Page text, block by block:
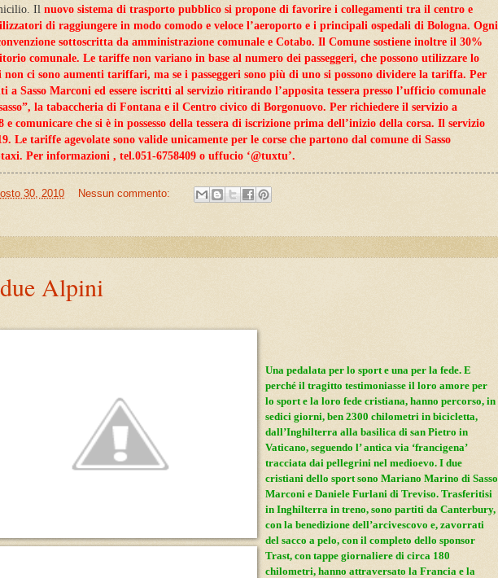
Il nuovo sistema di trasporto pubblico si propone di favorire i collegamenti tra il centro e
di raggiungere in modo comodo e veloce l’aeroporto e i principali ospedali di Bologna. Ogni
sottoscritta da amministrazione comunale e Cotabo. Il Comune sostiene inoltre il 30%
comunale. Le tariffe non variano in base al numero dei passeggeri, che possono utilizzare lo
ci sono aumenti tariffari, ma se i passeggeri sono più di uno si possono dividere la tariffa. Per
a Sasso Marconi ed essere iscritti al servizio ritirando l’apposita tessera presso l’ufficio comunale
la tabaccheria di Fontana e il Centro civico di Borgonuovo. Per richiedere il servizio a
comunicare che si è in possesso della tessera di iscrizione prima dell’inizio della corsa. Il servizio
Le tariffe agevolate sono valide unicamente per le corse che partono dal comune di Sasso
Per informazioni , tel.051-6758409 o uffucio ‘@tuxtu’.
30, 2010
Nessun commento:
Alpini
Una pedalata per lo sport e una per la fede. E
perché il tragitto testimoniasse il loro amore per
lo sport e la loro fede cristiana, hanno percorso, in
sedici giorni, ben 2300 chilometri in bicicletta,
dall’Inghilterra alla basilica di san Pietro in
Vaticano, seguendo l’ antica via ‘francigena’
tracciata dai pellegrini nel medioevo. I due
cristiani dello sport sono Mariano Marino di Sasso
Marconi e Daniele Furlani di Treviso. Trasferitisi
in Inghilterra in treno, sono partiti da Canterbury,
con la benedizione dell’arcivescovo e, zavorrati
del sacco a pelo, con il completo dello sponsor
Trast, con tappe giornaliere di circa 180
chilometri, hanno attraversato la Francia e la